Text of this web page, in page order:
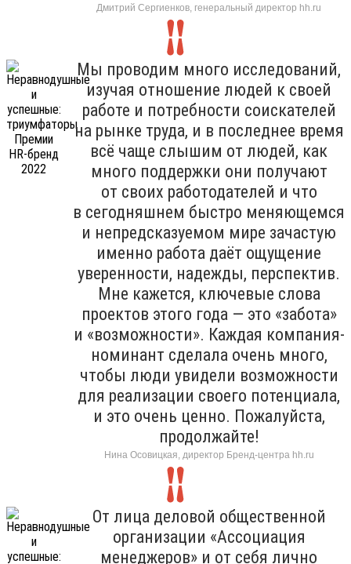
Дмитрий Сергиенков, генеральный директор hh.ru
Мы проводим много исследований,
изучая отношение людей к своей
работе и потребности соискателей
на рынке труда, и в последнее время
всё чаще слышим от людей, как
много поддержки они получают
от своих работодателей и что
в сегодняшнем быстро меняющемся
и непредсказуемом мире зачастую
именно работа даёт ощущение
уверенности, надежды, перспектив.
Мне кажется, ключевые слова
проектов этого года — это «забота»
и «возможности». Каждая компания-
номинант сделала очень много,
чтобы люди увидели возможности
для реализации своего потенциала,
и это очень ценно. Пожалуйста,
продолжайте!
Нина Осовицкая, директор Бренд-центра hh.ru
От лица деловой общественной
организации «Ассоциация
менеджеров» и от себя лично